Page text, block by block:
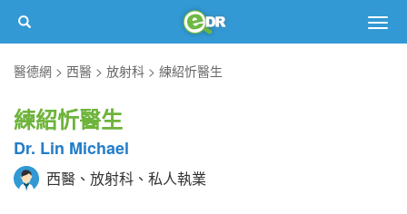
醫德網
西醫 放射科 練紹忻醫生
練紹忻醫生
Dr. Lin Michael
西醫、放射科、私人執業